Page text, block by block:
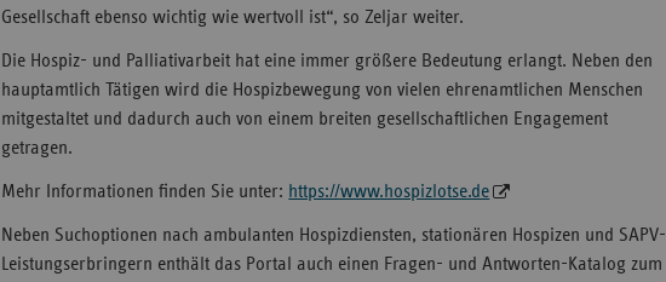
Gesellschaft ebenso wichtig wie wertvoll ist“, so Zeljar weiter.
Die Hospiz- und Palliativarbeit hat eine immer größere Bedeutung erlangt. Neben den
hauptamtlich Tätigen wird die Hospizbewegung von vielen ehrenamtlichen Menschen
mitgestaltet und dadurch auch von einem breiten gesellschaftlichen Engagement
getragen.
Mehr Informationen finden Sie unter: https://www.hospizlotse.de
Neben Suchoptionen nach ambulanten Hospizdiensten, stationären Hospizen und SAPV-
Leistungserbringern enthält das Portal auch einen Fragen- und Antworten-Katalog zum